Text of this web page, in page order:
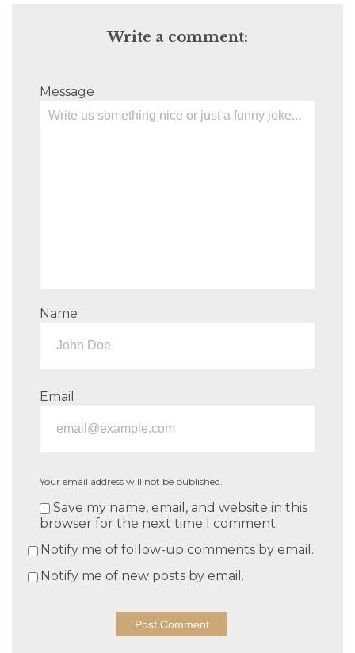
Write a comment:
Message
Name
Email
Your email address will not be published.
Save my name, email, and website in this
browser for the next time I comment.
Notify me of follow-up comments by email.
Notify me of new posts by email.